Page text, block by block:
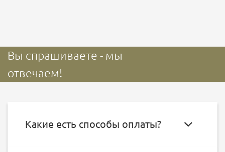
Вы спрашиваете - мы
отвечаем!
Какие есть способы оплаты?